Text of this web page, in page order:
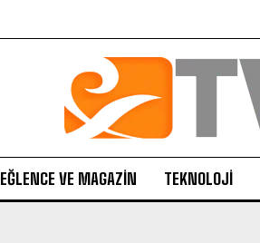
EĞLENCE VE MAGAZIN TEKNOLOJI